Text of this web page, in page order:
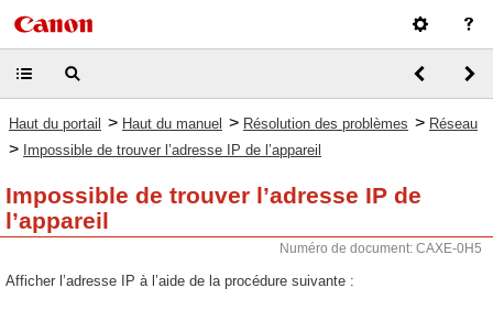
Haut du portail > Haut du manuel > Résolution des problèmes > Réseau
> Impossible de trouver l’adresse IP de l’appareil
Impossible de trouver l’adresse IP de
l’appareil
Numéro de document: CAXE-0H5
Afficher l’adresse IP à l’aide de la procédure suivante :